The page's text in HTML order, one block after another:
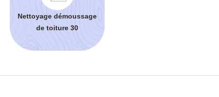
Nettoyage démoussage
de toiture 30